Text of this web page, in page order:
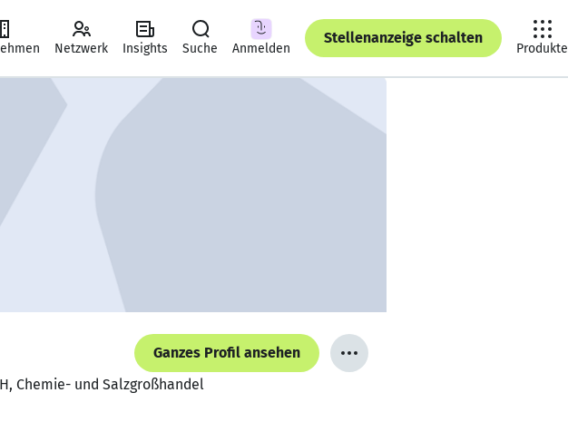
Netzwerk Insights Suche Anmelden
Stellenanzeige schalten
Produkte
Ganzes Profil ansehen
Chemie- und Salzgroßhandel